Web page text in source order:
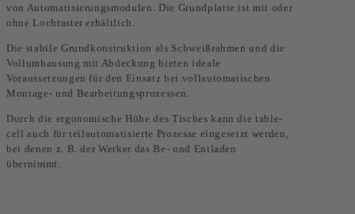
von Automatisierungs­modu­len. Die Grundplatte ist mit oder
ohne Lochraster erhält­lich.
Die stabile Grundkonstruk­tion als Schweiß­rahmen und die
Vollumhausung mit Abdeckung bieten ideale
Voraussetzungen für den Einsatz bei voll­auto­ma­tischen
Montage- und Bearbeitungs­prozessen.
Durch die ergonomische Höhe des Tisches kann die table-
cell auch für teilautomatisierte Prozesse eingesetzt werden,
bei denen z. B. der Werker das Be- und Entladen
übernimmt.